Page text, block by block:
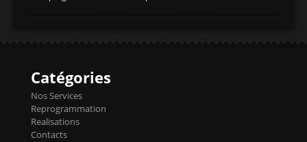
d'admissiontemp ex. pour atmo -30- 80°C
temperaturetemperature ldr moteurtemp
Injecteurs + Flashpro 1370€ TTC Le
précise et performante. Vous pourrez
basculer de la carto sans plomb à Ethanol à
l'aide du flashpro OPTION ECONOMIQUES
Reprog SP 98 sur le calculateur d'origine
450€ TTC Un gain d'environ 10cv et 15nm
Catégories
Nos Services
Reprogrammation
Realisations
Contacts